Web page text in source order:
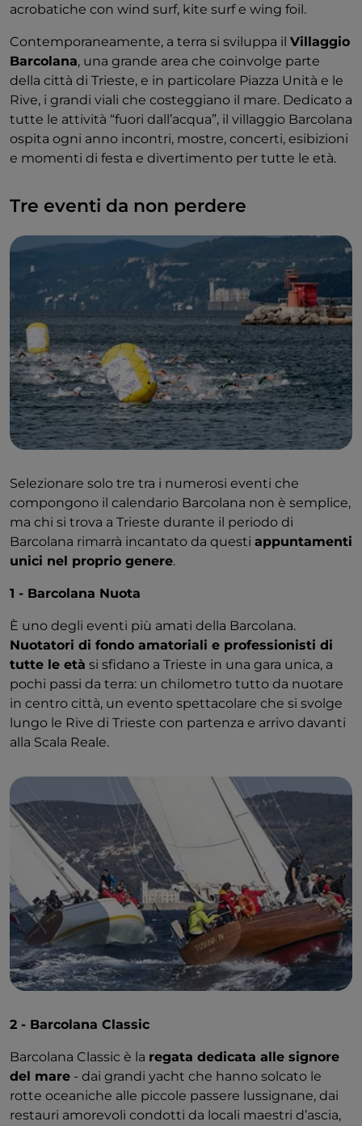
acrobatiche con wind surf, kite surf e wing foil.
Contemporaneamente, a terra si sviluppa il Villaggio
Barcolana, una grande area che coinvolge parte
della città di Trieste, e in particolare Piazza Unità e le
Rive, i grandi viali che costeggiano il mare. Dedicato a
tutte le attività “fuori dall’acqua”, il villaggio Barcolana
ospita ogni anno incontri, mostre, concerti, esibizioni
e momenti di festa e divertimento per tutte le età.
Tre eventi da non perdere
Selezionare solo tre tra i numerosi eventi che
compongono il calendario Barcolana non è semplice,
ma chi si trova a Trieste durante il periodo di
Barcolana rimarrà incantato da questi appuntamenti
unici nel proprio genere.
1 - Barcolana Nuota
È uno degli eventi più amati della Barcolana.
Nuotatori di fondo amatoriali e professionisti di
tutte le età si sfidano a Trieste in una gara unica, a
pochi passi da terra: un chilometro tutto da nuotare
in centro città, un evento spettacolare che si svolge
lungo le Rive di Trieste con partenza e arrivo davanti
alla Scala Reale.
2 - Barcolana Classic
Barcolana Classic è la regata dedicata alle signore
del mare - dai grandi yacht che hanno solcato le
rotte oceaniche alle piccole passere lussignane, dai
restauri amorevoli condotti da locali maestri d’ascia,